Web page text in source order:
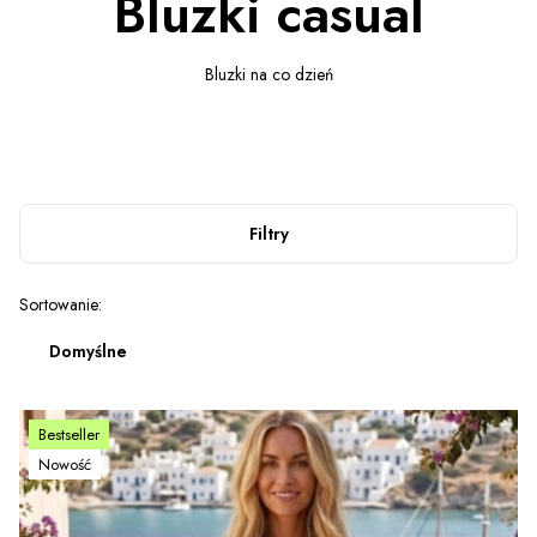
Bluzki na co dzień
Filtry
Lista produktów
Sortowanie:
Domyślne
Bestseller
Nowość